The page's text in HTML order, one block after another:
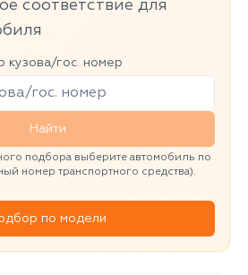
соответствие для
кузова/гос. номер
Найти
подбора выберите автомобиль по
номер транспортного средства).
по модели